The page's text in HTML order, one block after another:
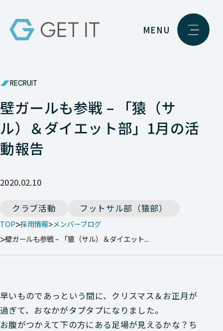
MENU
RECRUIT
壁ガールも参戦 – 「猿（サ
ル）＆ダイエット部」1月の活
動報告
2020.02.10
クラブ活動 フットサル部（猿部）
TOP 採用情報 メンバーブログ
壁ガールも参戦 – 「猿（サル）＆ダイエット...
早いものであっという間に、クリスマス＆お正月が
過ぎて、おなかがタプタプになりました。
お腹がつかえて下の方にある足場が見えるかな？ち